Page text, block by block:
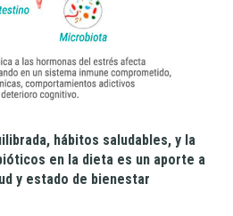
hábitos saludables, y la
en la dieta es un aporte a
y estado de bienestar